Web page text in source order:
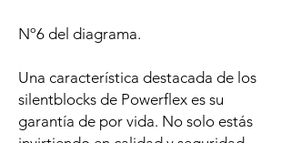
Nº6 del diagrama.
Una característica destacada de los
silentblocks de Powerflex es su
garantía de por vida. No solo estás